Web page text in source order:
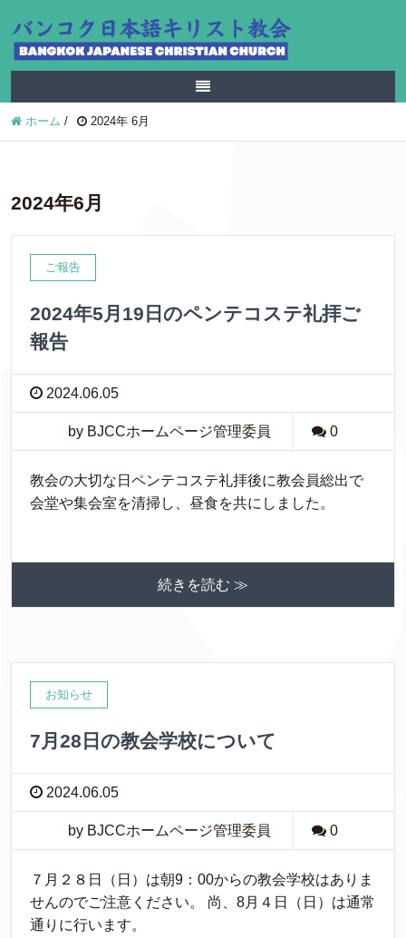
ホーム / 2024年 6月
2024年6月
ご報告
2024年5月19日のペンテコステ礼拝ご
報告
2024.06.05
by BJCCホームページ管理委員 0
教会の大切な日ペンテコステ礼拝後に教会員総出で
会堂や集会室を清掃し、昼食を共にしました。
続きを読む ≫
お知らせ
7月28日の教会学校について
2024.06.05
by BJCCホームページ管理委員 0
７月２８日（日）は朝9：00からの教会学校はありま
せんのでご注意ください。 尚、8月４日（日）は通常
通りに行います。